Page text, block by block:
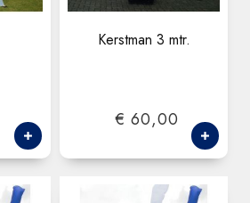
Kerstman 3 mtr.
€ 60,00